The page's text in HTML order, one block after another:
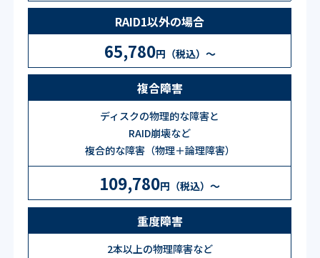
RAID1以外の場合
65,780円（税込）〜
複合障害
ディスクの物理的な障害と
RAID崩壊など
複合的な障害（物理＋論理障害）
109,780円（税込）〜
重度障害
2本以上の物理障害など